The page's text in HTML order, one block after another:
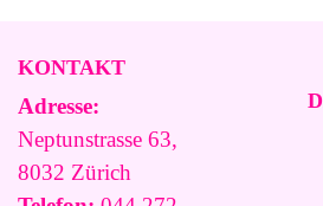
KONTAKT
Adresse:
Neptunstrasse 63,
8032 Zürich